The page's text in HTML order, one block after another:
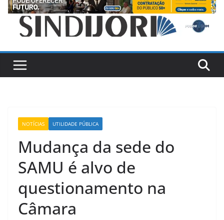
NOTÍCIAS UTILIDADE PÚBLICA
Mudança da sede do
SAMU é alvo de
questionamento na
Câmara